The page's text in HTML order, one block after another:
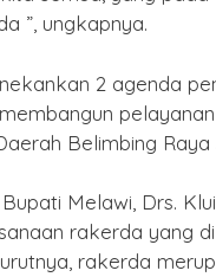
”, ungkapnya.
2 agenda
Belimbing
Melawi, Drs.
rakerda yang
rakerda